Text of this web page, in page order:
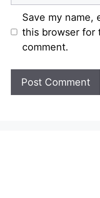
Save my name,
this browser for
comment.